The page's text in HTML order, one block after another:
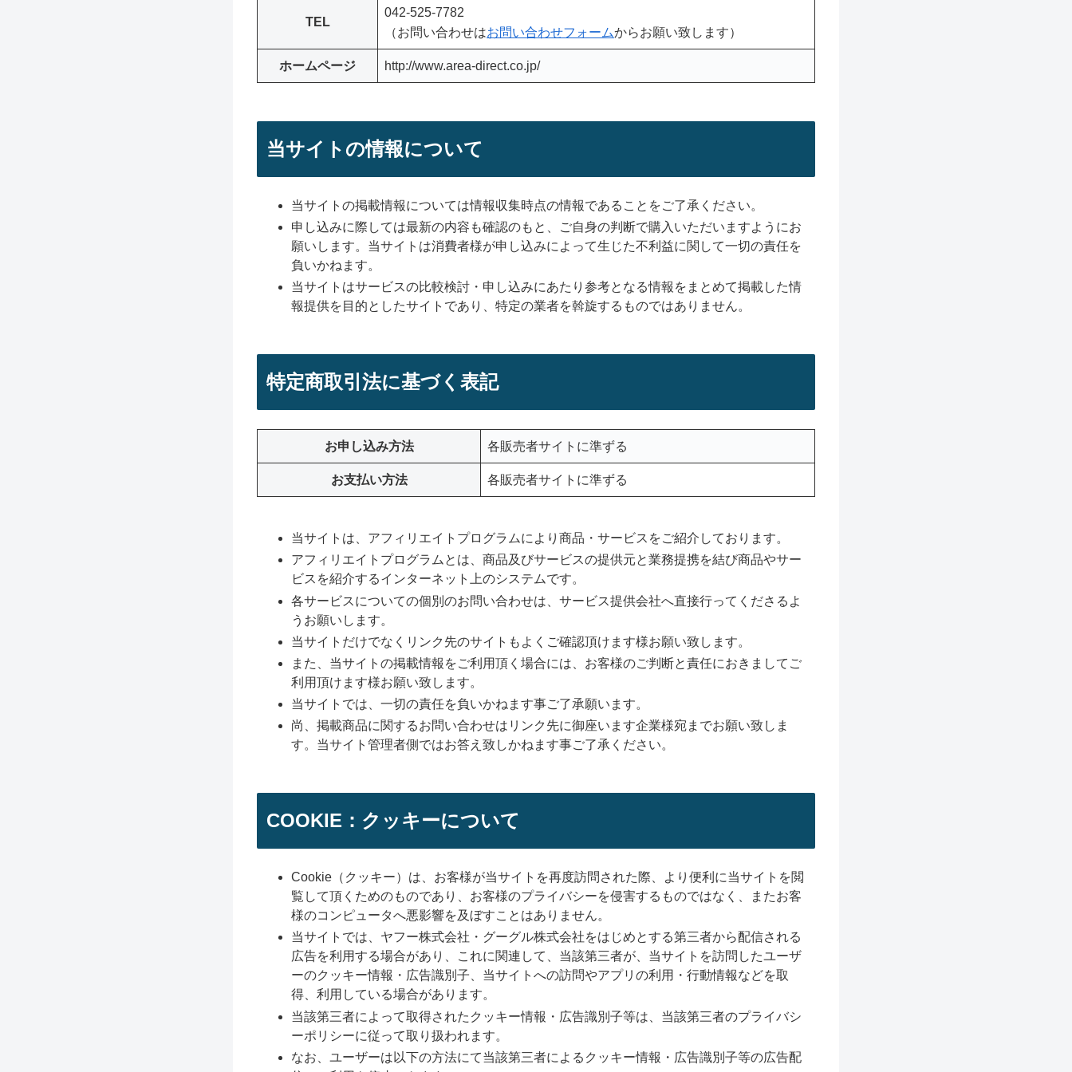
TEL
042-525-7782
（お問い合わせはお問い合わせフォームからお願い致します）
ホームページ http://www.area-direct.co.jp/
当サイトの情報について
当サイトの掲載情報については情報収集時点の情報であることをご了承ください。
申し込みに際しては最新の内容も確認のもと、ご自身の判断で購入いただいますようにお
願いします。当サイトは消費者様が申し込みによって生じた不利益に関して一切の責任を
負いかねます。
当サイトはサービスの比較検討・申し込みにあたり参考となる情報をまとめて掲載した情
報提供を目的としたサイトであり、特定の業者を斡旋するものではありません。
特定商取引法に基づく表記
お申し込み方法 各販売者サイトに準ずる
お支払い方法 各販売者サイトに準ずる
当サイトは、アフィリエイトプログラムにより商品・サービスをご紹介しております。
アフィリエイトプログラムとは、商品及びサービスの提供元と業務提携を結び商品やサー
ビスを紹介するインターネット上のシステムです。
各サービスについての個別のお問い合わせは、サービス提供会社へ直接行ってくださるよ
うお願いします。
当サイトだけでなくリンク先のサイトもよくご確認頂けます様お願い致します。
また、当サイトの掲載情報をご利用頂く場合には、お客様のご判断と責任におきましてご
利用頂けます様お願い致します。
当サイトでは、一切の責任を負いかねます事ご了承願います。
尚、掲載商品に関するお問い合わせはリンク先に御座います企業様宛までお願い致しま
す。当サイト管理者側ではお答え致しかねます事ご了承ください。
COOKIE：クッキーについて
Cookie（クッキー）は、お客様が当サイトを再度訪問された際、より便利に当サイトを閲
覧して頂くためのものであり、お客様のプライバシーを侵害するものではなく、またお客
様のコンピュータへ悪影響を及ぼすことはありません。
当サイトでは、ヤフー株式会社・グーグル株式会社をはじめとする第三者から配信される
広告を利用する場合があり、これに関連して、当該第三者が、当サイトを訪問したユーザ
ーのクッキー情報・広告識別子、当サイトへの訪問やアプリの利用・行動情報などを取
得、利用している場合があります。
当該第三者によって取得されたクッキー情報・広告識別子等は、当該第三者のプライバシ
ーポリシーに従って取り扱われます。
なお、ユーザーは以下の方法にて当該第三者によるクッキー情報・広告識別子等の広告配